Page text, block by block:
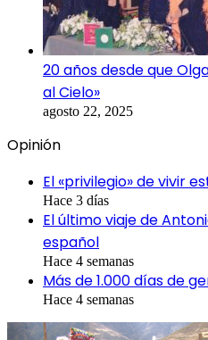
20 años desde que
al Cielo»
agosto 22, 2025
Opinión
El «privilegio» de vivir
Hace 3 días
El último viaje de
español
Hace 4 semanas
Más de 1.000 días de
Hace 4 semanas